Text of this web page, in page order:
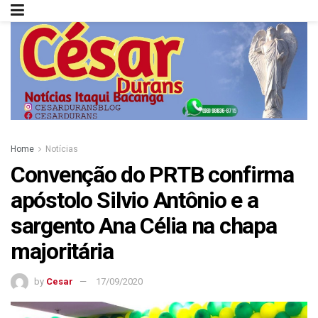
Home Notícias
Convenção do PRTB confirma
apóstolo Silvio Antônio e a
sargento Ana Célia na chapa
majoritária
by Cesar 17/09/2020